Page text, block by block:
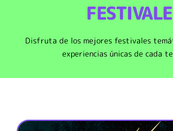
Disfruta de los mejores festivales
experiencias únicas de cada